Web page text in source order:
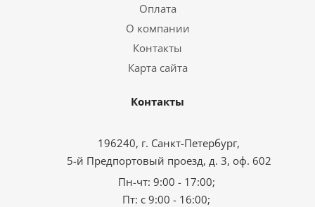
Оплата
О компании
Контакты
Карта сайта
Контакты
196240, г. Санкт-Петербург,
5-й Предпортовый проезд, д. 3, оф. 602
Пн-чт: 9:00 - 17:00;
Пт: с 9:00 - 16:00;